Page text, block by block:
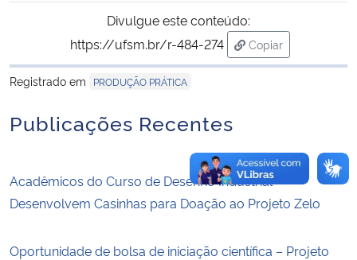
Gabinete de Segurança Institucional
Advocacia-Geral da União
Divulgue este conteúdo:
https://ufsm.br/r-484-274
Copiar
para área de
Registrado em
PRODUÇÃO PRÁTICA
Publicações Recentes
Acadêmicos do Curso de Desenho Industrial
Desenvolvem Casinhas para Doação ao Projeto Zelo
Oportunidade de bolsa de iniciação científica – Projeto